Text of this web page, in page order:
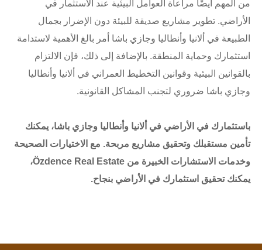
من المهم أيضًا مراعاة العوامل البيئية عند الاستثمار في
الأراضي. تطوير مشاريع صديقة للبيئة دون الإضرار بجمال
الطبيعة في ألانيا وأنطاليا وجازي باشا أمر بالغ الأهمية لاستدامة
استثمارك وحماية المنطقة. بالإضافة إلى ذلك، فإن الالتزام
بالقوانين البيئية وقوانين التخطيط العمراني في ألانيا وأنطاليا
وجازي باشا ضروري لتجنب المشاكل القانونية.
باستثمارك في الأراضي في ألانيا وأنطاليا وجازي باشا، يمكنك
تأمين مستقبلك وتحقيق مشاريع مربحة. مع الاختيارات الصحيحة
وخدمات الاستشارات الخبيرة من Özdence Real Estate،
يمكنك تحقيق استثمارك في الأراضي بنجاح.